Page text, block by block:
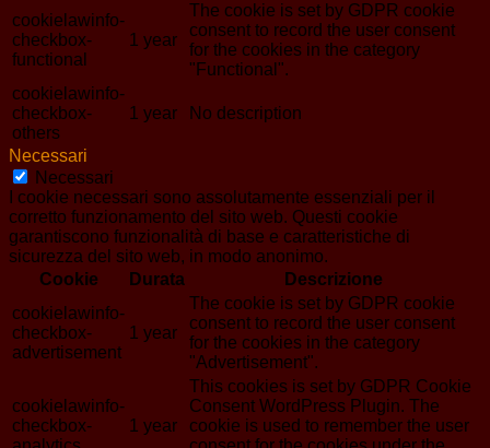
cookielawinfo-
checkbox-
functional
1 year
The cookie is set by GDPR cookie
consent to record the user consent
for the cookies in the category
"Functional".
cookielawinfo-
checkbox-
others
1 year No description
Necessari
Necessari
I cookie necessari sono assolutamente essenziali per il
corretto funzionamento del sito web. Questi cookie
garantiscono funzionalità di base e caratteristiche di
sicurezza del sito web, in modo anonimo.
Cookie
Durata
Descrizione
cookielawinfo-
checkbox-
advertisement
1 year
The cookie is set by GDPR cookie
consent to record the user consent
for the cookies in the category
"Advertisement".
cookielawinfo-
checkbox-
1 year
This cookies is set by GDPR Cookie
Consent WordPress Plugin. The
cookie is used to remember the user